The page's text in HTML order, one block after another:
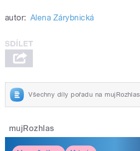
autor: Alena Zárybnická
Všechny díly pořadu na mujRozhlas
mujRozhlas